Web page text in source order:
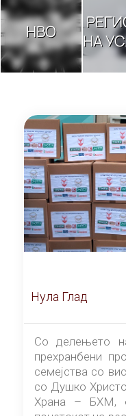
НВО
НА
Нула Глад
Со делењето
прехранбени
семејства со
со Душко
Храна – БХМ,